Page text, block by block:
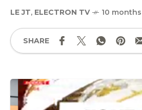
LE JT, ELECTRON TV 10
SHARE